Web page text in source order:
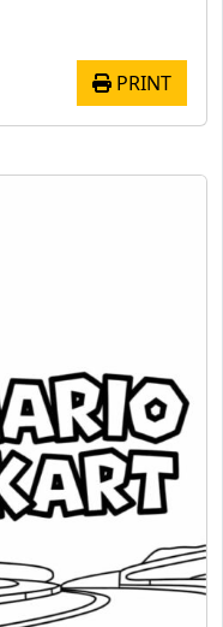
PRINT